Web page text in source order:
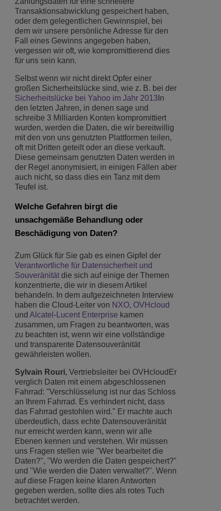
Transaktionsabwicklung gespeichert haben,
oder dem gelegentlichen Gewinnspiel, bei
dem wir unsere persönliche Adresse für den
Fall eines Gewinns angegeben haben,
vergessen wir oft, wie kompromittierend dies
für uns sein kann.
Selbst wenn wir nicht direkt Opfer einer
großen Sicherheitslücke sind, wie z. B. bei der
Sicherheitslücke bei Yahoo im Jahr 2013 In
den letzten Jahren, in denen sage und
schreibe 3 Milliarden Konten kompromittiert
wurden, werden die Daten, die wir bereitwillig
mit den von uns genutzten Plattformen teilen,
oft mit Dritten geteilt oder an diese verkauft.
Diese gemeinsam genutzten Daten werden in
der Regel anonymisiert, in einigen Fällen aber
auch nicht, so dass dies ein Tanz mit dem
Teufel ist.
Welche Gefahren birgt die
unsachgemäße Behandlung oder
Beschädigung von Daten?
Zum Glück für Sie gab es einen Gipfel der
Verantwortliche für Datensicherheit und
Souveränität die sich auf einige der Themen
konzentrierte, die wir in diesem Artikel
behandeln. In dem aufgezeichneten Interview
haben die Cloud-Leiter von NXO, OVHcloud
und Alcatel-Lucent Enterprise kamen
zusammen, um Fragen zu beantworten, was
zu beachten ist, wenn wir eine vollständige
und transparente Datensouveränität
gewährleisten wollen.
Sylvain Rouri, Vertriebsleiter bei OVHcloudEr
verglich Daten mit einem abgeschlossenen
Fahrrad: "Verschlüsselung ist nur das Schloss
an Ihrem Fahrrad. Es verhindert nicht, dass
das Fahrrad gestohlen wird." Er machte auch
überdeutlich, dass echte Datensouveränität
nur erreicht werden kann, wenn wir alle
Ebenen kennen und verstehen. Wir müssen
uns Fragen stellen wie "Wer bearbeitet die
Daten?", "Wo werden die Daten gespeichert?"
und "Wie werden die Daten verwaltet?". Wenn
auf diese Fragen keine klaren Antworten
gegeben werden, sollte dies als rotes Tuch
betrachtet werden.